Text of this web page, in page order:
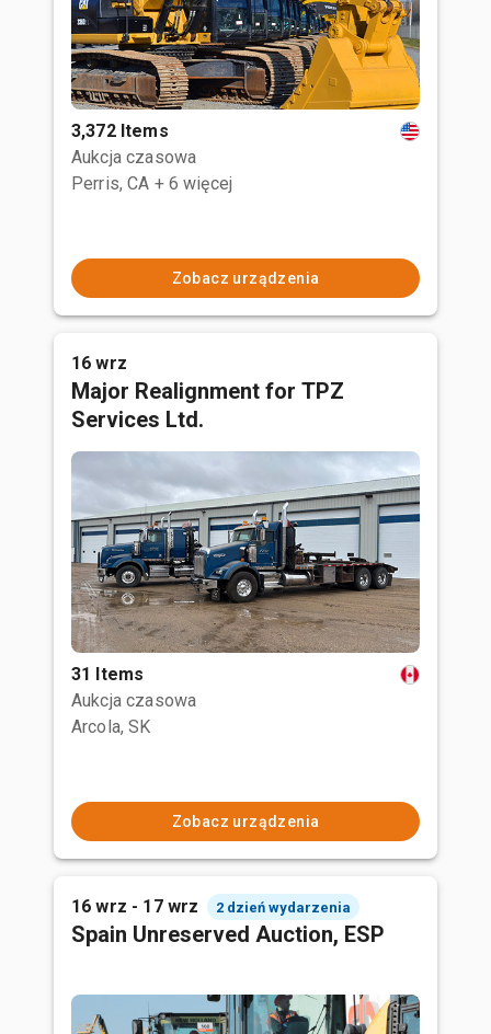
3,372 Items
Aukcja czasowa
Perris, CA + 6 więcej
Zobacz urządzenia
16 wrz
Major Realignment for TPZ
Services Ltd.
31 Items
Aukcja czasowa
Arcola, SK
Zobacz urządzenia
16 wrz - 17 wrz 2 dzień wydarzenia
Spain Unreserved Auction, ESP